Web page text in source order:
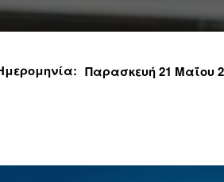
Παρασκευή 21 Μαΐου